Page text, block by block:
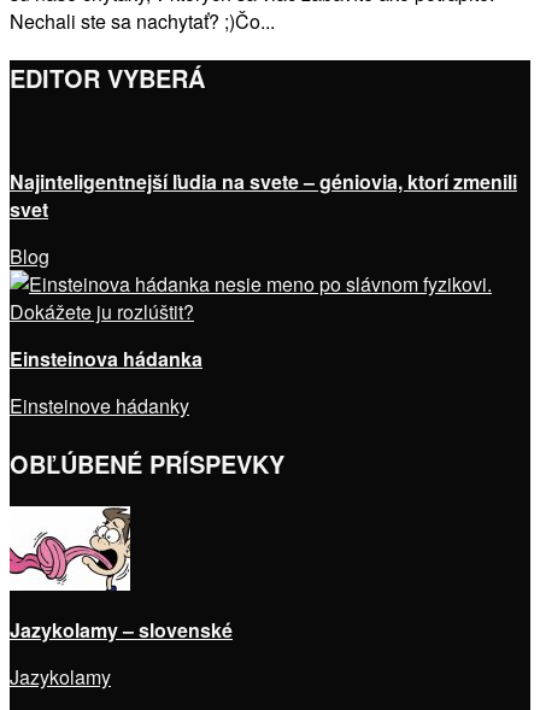
Nechali ste sa nachytať? ;)Čo...
EDITOR VYBERÁ
Najinteligentnejší ľudia na svete – géniovia, ktorí zmenili
svet
Blog
Einsteinova hádanka
Einsteinove hádanky
OBĽÚBENÉ PRÍSPEVKY
Jazykolamy – slovenské
Jazykolamy